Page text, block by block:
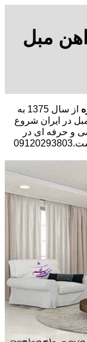
مبل
از سال 1375 به
در ایران شروع
و حرفه ای در
زمینه طراحی و دوخت در کشور ترکیه بوده است.09120293803